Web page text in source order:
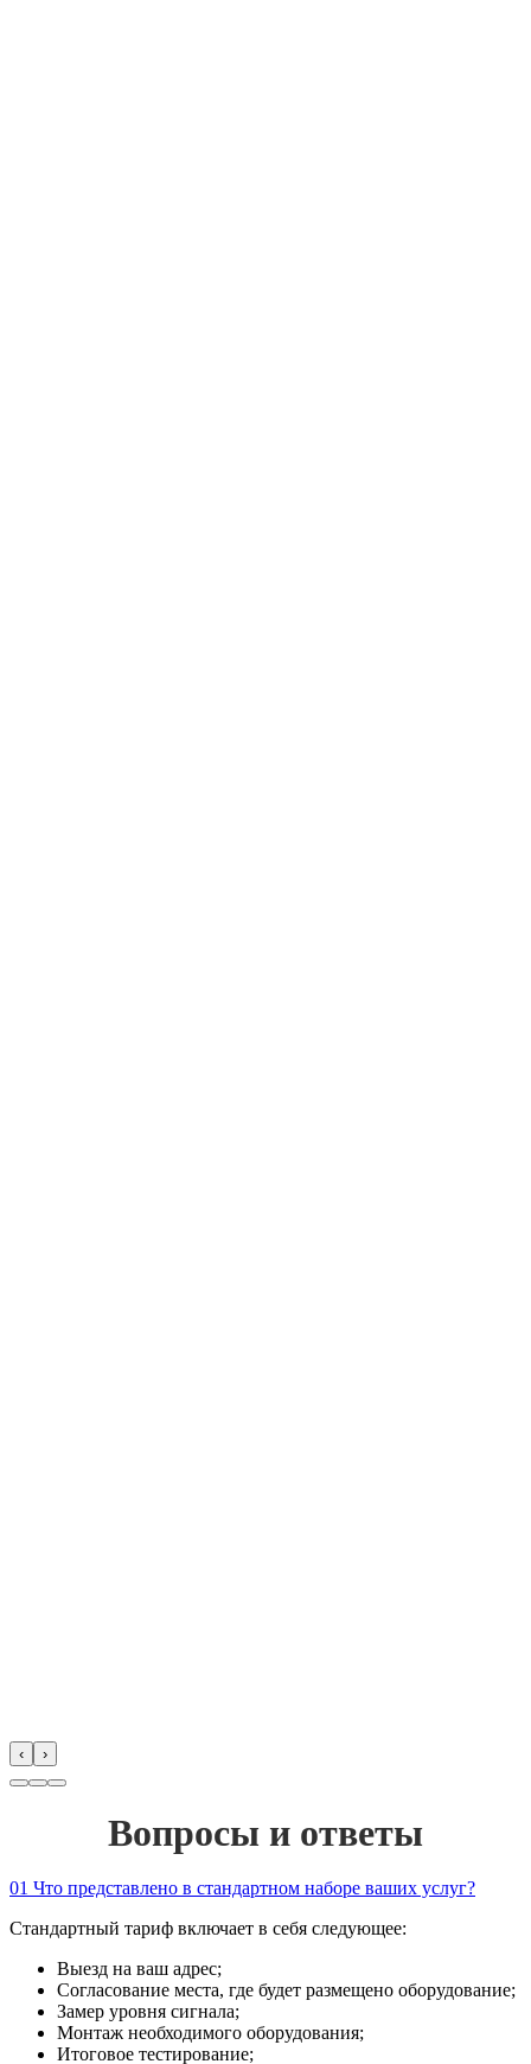
‹ ›
Вопросы и ответы
01 Что представлено в стандартном наборе ваших услуг?
Стандартный тариф включает в себя следующее:
Выезд на ваш адрес;
Согласование места, где будет размещено оборудование;
Замер уровня сигнала;
Монтаж необходимого оборудования;
Итоговое тестирование;